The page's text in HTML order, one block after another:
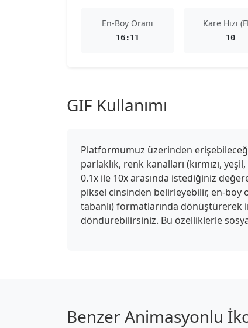
En-Boy Oranı
16:11
Kare Hızı
10
GIF Kullanımı
Platformumuz üzerinden
parlaklık, renk kanalları (kırmızı,
0.1x ile 10x arasında istediğiniz
piksel cinsinden belirleyebilir, en-boy
tabanlı) formatlarında dönüştürerek
döndürebilirsiniz. Bu özelliklerle
Benzer Animasyonlu